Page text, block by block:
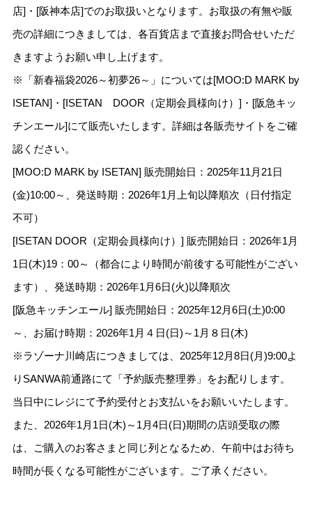
店]・[阪神本店]でのお取扱いとなります。お取扱の有無や販
売の詳細につきましては、各百貨店まで直接お問合せいただ
きますようお願い申し上げます。
※「新春福袋2026～初夢26～」については[MOO:D MARK by
ISETAN]・[ISETAN DOOR（定期会員様向け）]・[阪急キッ
チンエール]にて販売いたします。詳細は各販売サイトをご確
認ください。
[MOO:D MARK by ISETAN] 販売開始日：2025年11月21日
(金)10:00～、発送時期：2026年1月上旬以降順次（日付指定
不可）
[ISETAN DOOR（定期会員様向け）] 販売開始日：2026年1月
1日(木)19：00～（都合により時間が前後する可能性がござい
ます）、発送時期：2026年1月6日(火)以降順次
[阪急キッチンエール] 販売開始日：2025年12月6日(土)0:00
～、お届け時期：2026年1月４日(日)～1月８日(木)
※ラゾーナ川崎店につきましては、2025年12月8日(月)9:00よ
りSANWA前通路にて「予約販売整理券」をお配りします。
当日中にレジにて予約受付とお支払いをお願いいたします。
また、2026年1月1日(木)～1月4日(日)期間の店頭受取の際
は、ご購入のお客さまと同じ列となるため、午前中はお待ち
時間が長くなる可能性がございます。ご了承ください。